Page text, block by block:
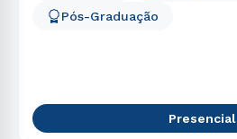
Pós-Graduação
Presencial